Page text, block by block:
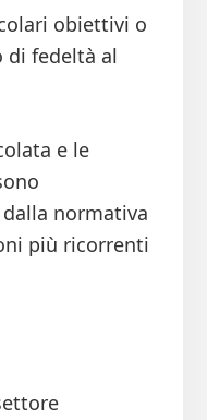
obiettivi o
di fedeltà al
e le
normativa
più ricorrenti